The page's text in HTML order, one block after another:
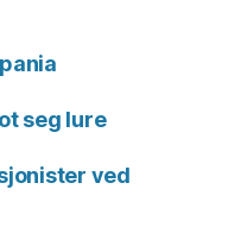
seg lure
ved